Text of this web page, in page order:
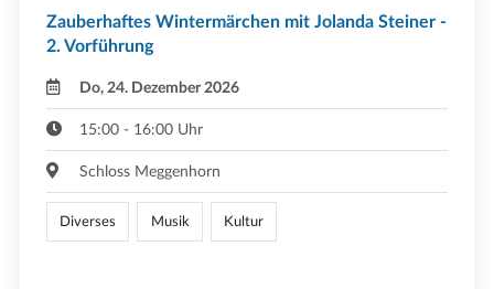
Zauberhaftes Wintermärchen mit Jolanda Steiner -
2. Vorführung
Do, 24. Dezember 2026
15:00 - 16:00 Uhr
Schloss Meggenhorn
Diverses Musik Kultur